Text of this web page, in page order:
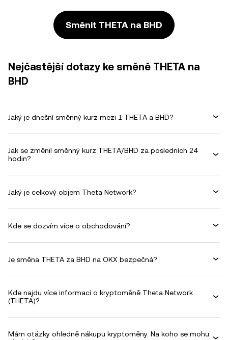
Směnit THETA na BHD
Nejčastější dotazy ke směně THETA na
BHD
Jaký je dnešní směnný kurz mezi 1 THETA a BHD?
Jak se změnil směnný kurz THETA/BHD za posledních 24
hodin?
Jaký je celkový objem Theta Network?
Kde se dozvím více o obchodování?
Je směna THETA za BHD na OKX bezpečná?
Kde najdu více informací o kryptoměně Theta Network
(THETA)?
Mám otázky ohledně nákupu kryptoměny. Na koho se mohu